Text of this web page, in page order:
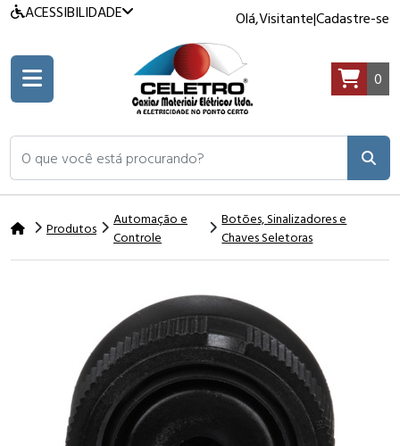
ACESSIBILIDADE Olá,Visitante|Cadastre-se
O que você está procurando?
0
Produtos
Automação e
Controle
Botões, Sinalizadores e
Chaves Seletoras